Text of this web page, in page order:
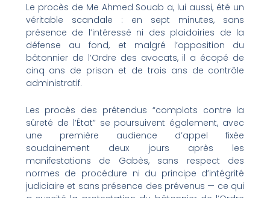
Le procès de Me Ahmed Souab a, lui aussi, été un
véritable scandale : en sept minutes, sans
présence de l’intéressé ni des plaidoiries de la
défense au fond, et malgré l’opposition du
bâtonnier de l’Ordre des avocats, il a écopé de
cinq ans de prison et de trois ans de contrôle
administratif.
Les procès des prétendus “complots contre la
sûreté de l’État” se poursuivent également, avec
une première audience d’appel fixée
soudainement deux jours après les
manifestations de Gabès, sans respect des
normes de procédure ni du principe d’intégrité
judiciaire et sans présence des prévenus — ce qui